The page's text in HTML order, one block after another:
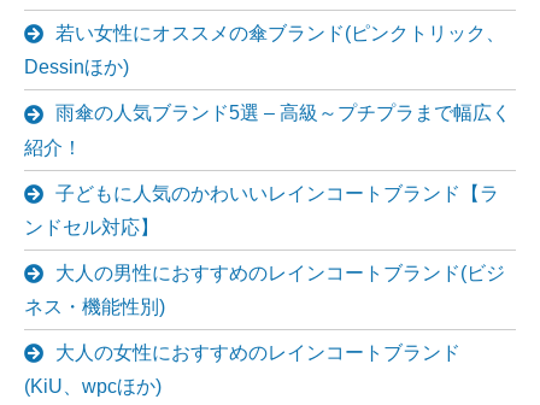
若い女性にオススメの傘ブランド(ピンクトリック、
Dessinほか)
雨傘の人気ブランド5選 – 高級～プチプラまで幅広く
紹介！
子どもに人気のかわいいレインコートブランド【ラ
ンドセル対応】
大人の男性におすすめのレインコートブランド(ビジ
ネス・機能性別)
大人の女性におすすめのレインコートブランド
(KiU、wpcほか)